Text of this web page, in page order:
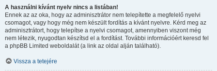
A használni kívánt nyelv nincs a listában!
Ennek az az oka, hogy az adminisztrátor nem telepítette a megfelelő nyelvi
csomagot, vagy hogy még nem készült fordítás a kívánt nyelvre. Kérd meg az
adminisztrátort, hogy telepítse a nyelvi csomagot, amennyiben viszont még
nem létezik, nyugodtan készítsd el a fordítást. További információért keresd fel
a phpBB Limited weboldalát (a link az oldal alján található).
Vissza a tetejére